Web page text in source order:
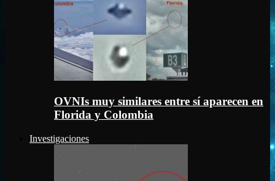
OVNIs muy similares entre sí aparecen en
Florida y Colombia
Investigaciones